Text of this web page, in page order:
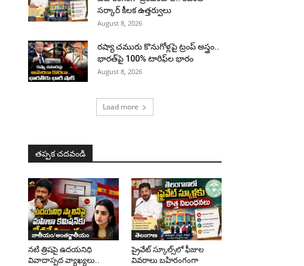
సర్కార్ కీలక ఉత్తర్వులు
August 8, 2026
రష్యా చమురు కొనుగోళ్లపై ట్రంప్ అస్త్రం..
భారత్‌పై 100% టారిఫ్‌ల భారం
August 8, 2026
Load more
తప్పక చదవండి
జాతీయం/అంతర్జాతీయం
నటి త్రిషపై ఉదయనిధి
వివాదాస్పద వ్యాఖ్యలు..
తెలంగాణ
ప్రైవేట్ స్కూల్స్‌లో ఫీజుల
వివరాలు బహిరంగంగా